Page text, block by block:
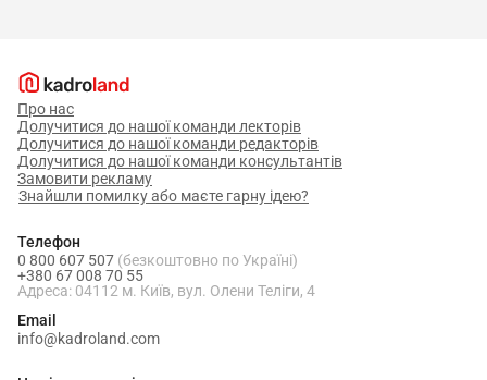
Про нас
Долучитися до нашої команди лекторів
Долучитися до нашої команди редакторів
Долучитися до нашої команди консультантів
Замовити рекламу
Знайшли помилку або маєте гарну ідею?
Телефон
0 800 607 507 (безкоштовно по Україні)
+380 67 008 70 55
Адреса: 04112 м. Київ, вул. Олени Теліги, 4
Email
info@kadroland.com